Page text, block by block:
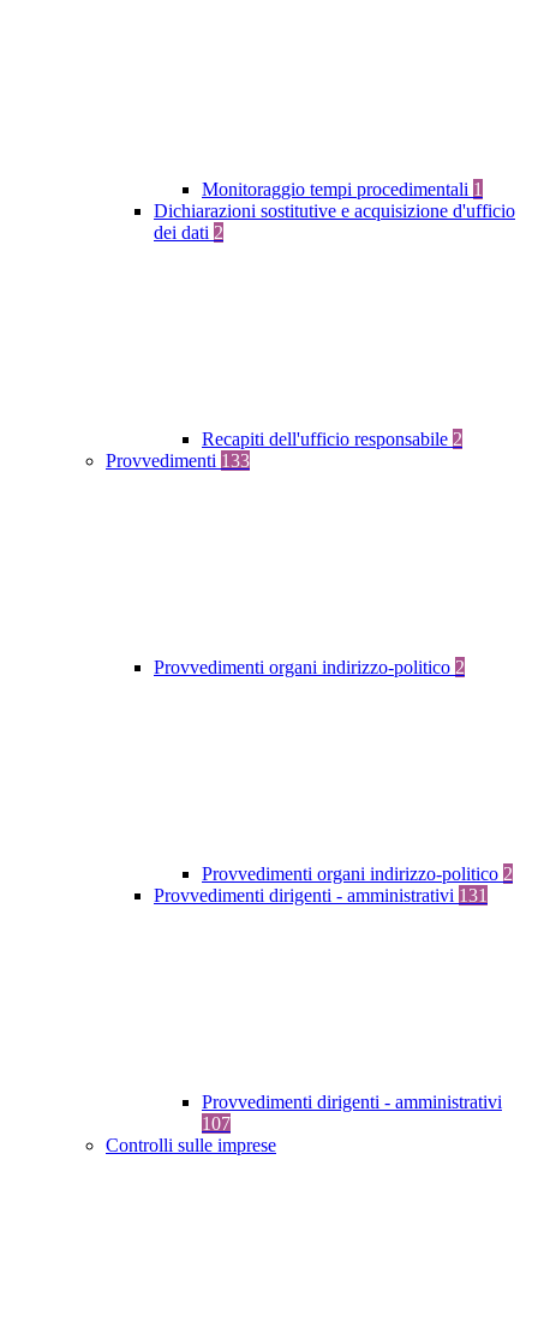
Monitoraggio tempi procedimentali 1
Dichiarazioni sostitutive e acquisizione d'ufficio
dei dati 2
Recapiti dell'ufficio responsabile 2
Provvedimenti 133
Provvedimenti organi indirizzo-politico 2
Provvedimenti organi indirizzo-politico 2
Provvedimenti dirigenti - amministrativi 131
Provvedimenti dirigenti - amministrativi
107
Controlli sulle imprese